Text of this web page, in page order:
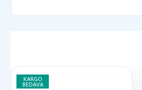
KARGO
BEDAVA